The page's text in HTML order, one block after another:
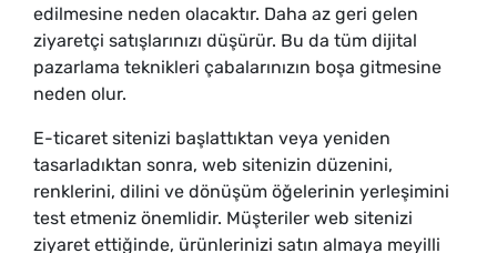
edilmesine neden olacaktır. Daha az geri gelen
ziyaretçi satışlarınızı düşürür. Bu da tüm dijital
pazarlama teknikleri çabalarınızın boşa gitmesine
neden olur.
E-ticaret sitenizi başlattıktan veya yeniden
tasarladıktan sonra, web sitenizin düzenini,
renklerini, dilini ve dönüşüm öğelerinin yerleşimini
test etmeniz önemlidir. Müşteriler web sitenizi
ziyaret ettiğinde, ürünlerinizi satın almaya meyilli